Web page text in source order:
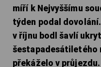
míří k Nejvyššímu
týden podal
v říjnu bodl šavlí
šestapadesátiletého
překáželo v